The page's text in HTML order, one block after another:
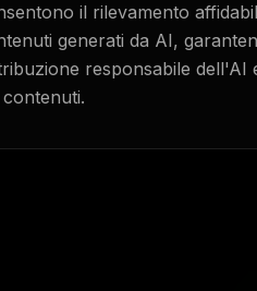
il rilevamento
generati da AI,
responsabile dell'AI
contenuti.